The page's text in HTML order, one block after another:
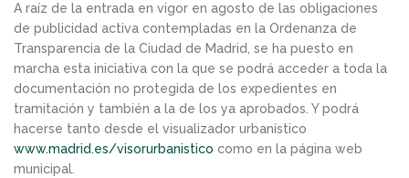
A raíz de la entrada en vigor en agosto de las obligaciones
de publicidad activa contempladas en la Ordenanza de
Transparencia de la Ciudad de Madrid, se ha puesto en
marcha esta iniciativa con la que se podrá acceder a toda la
documentación no protegida de los expedientes en
tramitación y también a la de los ya aprobados. Y podrá
hacerse tanto desde el visualizador urbanístico
www.madrid.es/visorurbanistico como en la página web
municipal.